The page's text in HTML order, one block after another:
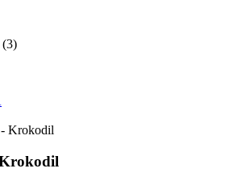
(3)
Krokodil